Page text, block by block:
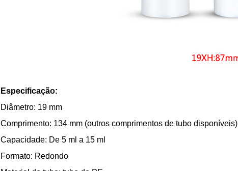
Especificação:
Diâmetro: 19 mm
Comprimento: 134 mm (outros comprimentos de tubo disponíveis)
Capacidade: De 5 ml a 15 ml
Formato: Redondo